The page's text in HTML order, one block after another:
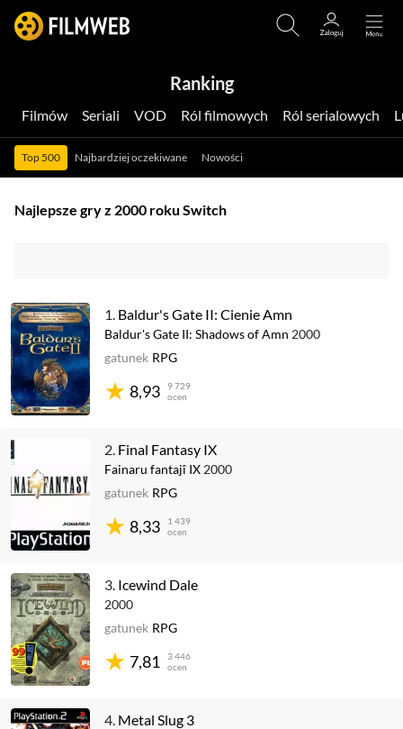
Ranking
Filmów Seriali VOD Ról filmowych Ról serialowych
Top 500 Najbardziej oczekiwane Nowości
Najlepsze gry z 2000 roku Switch
1. Baldur's Gate II: Cienie Amn
Baldur's Gate II: Shadows of Amn 2000
8,93
9 729
ocen
gatunek RPG
2. Final Fantasy IX
Fainaru fantajî IX 2000
8,33
1 439
ocen
gatunek RPG
3. Icewind Dale
2000
7,81
3 446
ocen
gatunek RPG
4. Metal Slug 3